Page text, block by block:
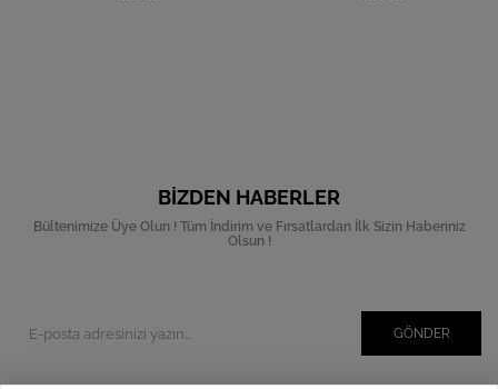
BIZDEN HABERLER
Bültenimize Üye Olun ! Tüm İndirim ve Fırsatlardan İlk Sizin Haberiniz
Olsun !
GÖNDER